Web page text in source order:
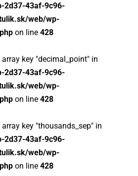
2d37-43af-9c96-
web/wp-
on line 428
array key "decimal_point" in
2d37-43af-9c96-
web/wp-
on line 428
array key "thousands_sep" in
2d37-43af-9c96-
web/wp-
on line 428